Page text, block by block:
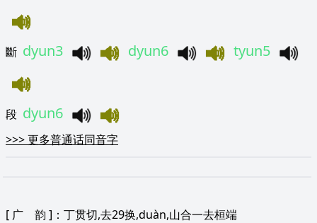
斷 dyun3 dyun6 tyun5
段 dyun6
>>>更多普通话同音字
[ 广 韵 ]：丁贯切,去29换,duàn,山合一去桓端